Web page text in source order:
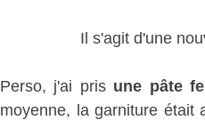
Il s'agit d'une
Perso, j'ai pris une pâte
moyenne, la garniture était